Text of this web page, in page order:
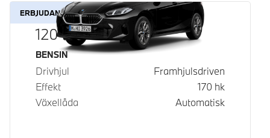
ERBJUDANDE
120
Bränsle
BENSIN
Drivhjul
Framhjulsdriven
Effekt
170 hk
Växellåda
Automatisk